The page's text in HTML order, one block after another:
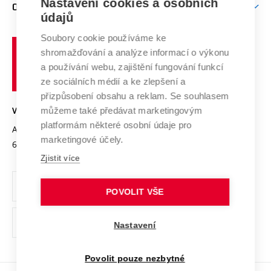
E-přihláška
Doktorské studium
Podpora podnikání
Systém zajišťování kvality výzkumu
Výzkumné infrastruktury
Transfer znalostí
Open Science
Projekty
Projekty ze strukturálních fondů
Specifický výzkum
Zahraniční spolupráce
Spolupráce se školami
Služby univerzity
Mezinárodní dohody
Univerzitní sítě
O UNIVERZITĚ
Profil univerzity
Udržitelná univerzita
Podnikavá univerzita / ContriBUTe
Bezpečná univerzita
Vyznamenání
Organizační struktura
Ochrana osobních údajů
odkaz)
učení
technické
VYSOKÉ UČENÍ TECHNICKÉ V BRNĚ
Antonínská 548/1
602 00 Brno
www.vut.cz
vut@vutbr.cz
Nastavení cookies a osobních
údajů
Soubory cookie používáme ke
shromažďování a analýze informací o výkonu
a používání webu, zajištění fungování funkcí
ze sociálních médií a ke zlepšení a
přizpůsobení obsahu a reklam. Se souhlasem
můžeme také předávat marketingovým
platformám některé osobní údaje pro
marketingové účely.
Zjistit více
POVOLIT VŠE
Nastavení
Povolit pouze nezbytné